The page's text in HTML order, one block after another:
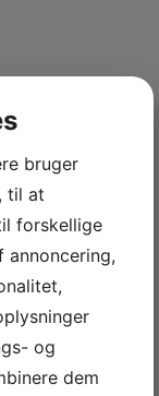
bruger
til at
forskellige
annoncering,
og
dem